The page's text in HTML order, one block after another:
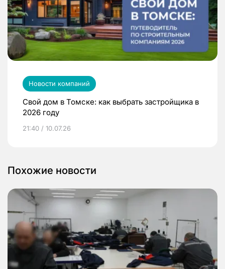
Новости компаний
Свой дом в Томске: как выбрать застройщика в
2026 году
21:40 / 10.07.26
Похожие новости